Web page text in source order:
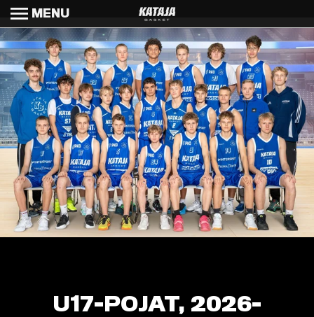
MENU
U17-POJAT, 2026-